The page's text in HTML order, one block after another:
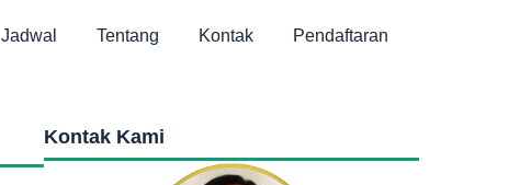
Jadwal Tentang Kontak Pendaftaran
Kontak Kami